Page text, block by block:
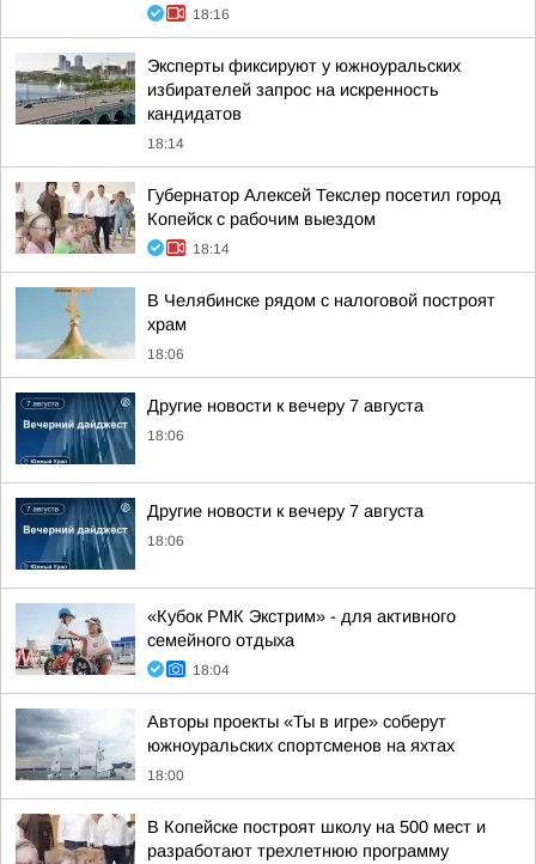
18:16
Эксперты фиксируют у южноуральских
избирателей запрос на искренность
кандидатов
18:14
Губернатор Алексей Текслер посетил город
Копейск с рабочим выездом
18:14
В Челябинске рядом с налоговой построят
храм
18:06
Другие новости к вечеру 7 августа
18:06
Другие новости к вечеру 7 августа
18:06
«Кубок РМК Экстрим» - для активного
семейного отдыха
18:04
Авторы проекты «Ты в игре» соберут
южноуральских спортсменов на яхтах
18:00
В Копейске построят школу на 500 мест и
разработают трехлетнюю программу